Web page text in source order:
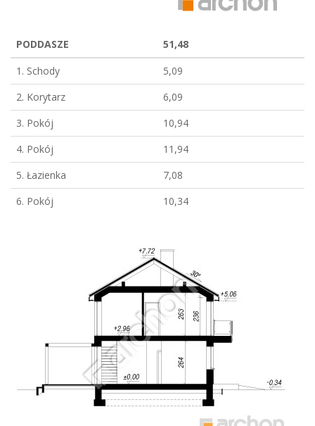
PODDASZE
51,48
1. Schody
5,09
2. Korytarz
6,09
3. Pokój
10,94
4. Pokój
11,94
5. Łazienka
7,08
6. Pokój
10,34